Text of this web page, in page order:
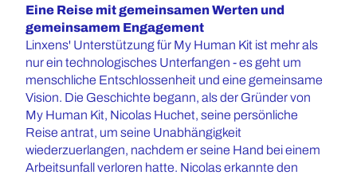
Eine Reise mit gemeinsamen Werten und
gemeinsamem Engagement
Linxens' Unterstützung für My Human Kit ist mehr als
nur ein technologisches Unterfangen - es geht um
menschliche Entschlossenheit und eine gemeinsame
Vision. Die Geschichte begann, als der Gründer von
My Human Kit, Nicolas Huchet, seine persönliche
Reise antrat, um seine Unabhängigkeit
wiederzuerlangen, nachdem er seine Hand bei einem
Arbeitsunfall verloren hatte. Nicolas erkannte den